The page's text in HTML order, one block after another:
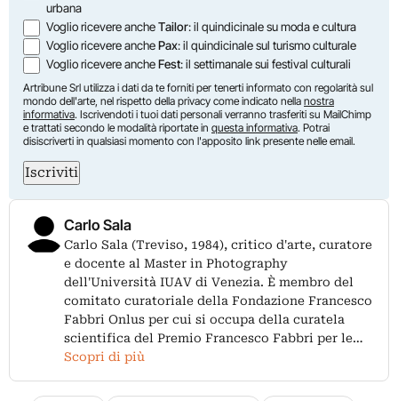
urbana
Voglio ricevere ancheTailor: il quindicinale su moda e cultura
Voglio ricevere anchePax: il quindicinale sul turismo culturale
Voglio ricevere ancheFest: il settimanale sui festival culturali
Artribune Srl utilizza i dati da te forniti per tenerti informato con regolarità sul
mondo dell'arte, nel rispetto della privacy come indicato nella nostra
informativa. Iscrivendoti i tuoi dati personali verranno trasferiti su MailChimp
e trattati secondo le modalità riportate in questa informativa. Potrai
disiscriverti in qualsiasi momento con l'apposito link presente nelle email.
Iscriviti
Carlo Sala
Carlo Sala (Treviso, 1984), critico d'arte, curatore
e docente al Master in Photography
dell'Università IUAV di Venezia. È membro del
comitato curatoriale della Fondazione Francesco
Fabbri Onlus per cui si occupa della curatela
scientifica del Premio Francesco Fabbri per le…
Scopri di più